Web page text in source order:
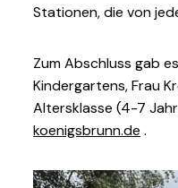
Stationen, die von
Zum Abschluss gab
Kindergartens, Frau
Altersklasse (4-7
koenigsbrunn.de .